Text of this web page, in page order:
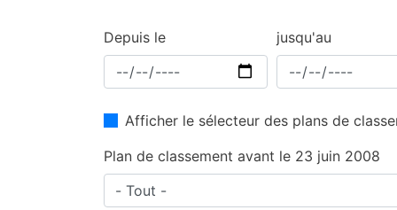
Depuis le jusqu'au
Afficher le sélecteur des plans de
Plan de classement avant le 23 juin 2008